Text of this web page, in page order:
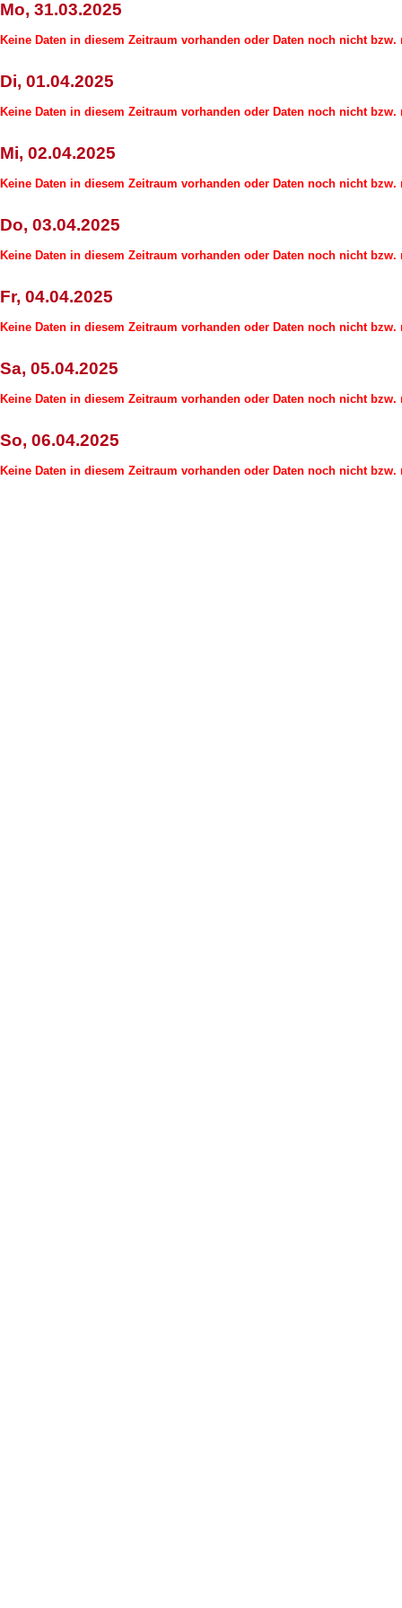
Mo, 31.03.2025
Keine Daten in diesem Zeitraum vorhanden oder Daten noch nicht
Di, 01.04.2025
Keine Daten in diesem Zeitraum vorhanden oder Daten noch nicht
Mi, 02.04.2025
Keine Daten in diesem Zeitraum vorhanden oder Daten noch nicht
Do, 03.04.2025
Keine Daten in diesem Zeitraum vorhanden oder Daten noch nicht
Fr, 04.04.2025
Keine Daten in diesem Zeitraum vorhanden oder Daten noch nicht
Sa, 05.04.2025
Keine Daten in diesem Zeitraum vorhanden oder Daten noch nicht
So, 06.04.2025
Keine Daten in diesem Zeitraum vorhanden oder Daten noch nicht